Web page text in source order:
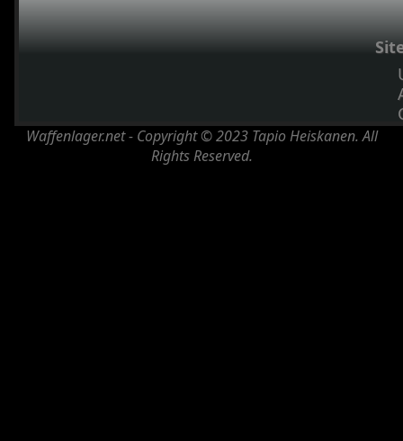
Waffenlager.net - Copyright © 2023 Tapio Heiskanen. All
Rights Reserved.